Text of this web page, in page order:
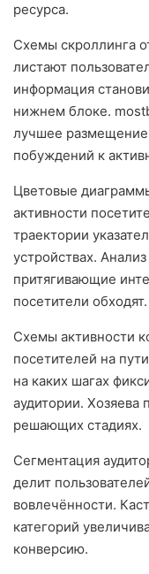
ресурса.
Схемы скроллинга
листают
информация
нижнем блоке.
лучшее
побуждений к
Цветовые
активности
траектории
устройствах.
притягивающие
посетители обходят.
Схемы активности
посетителей на
на каких шагах
аудитории.
решающих стадиях.
Сегментация
делит
вовлечённости.
категорий
конверсию.